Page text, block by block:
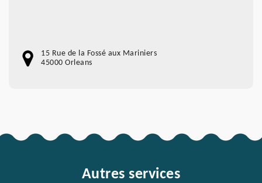
15 Rue de la Fossé aux Mariniers
45000 Orleans
Autres services